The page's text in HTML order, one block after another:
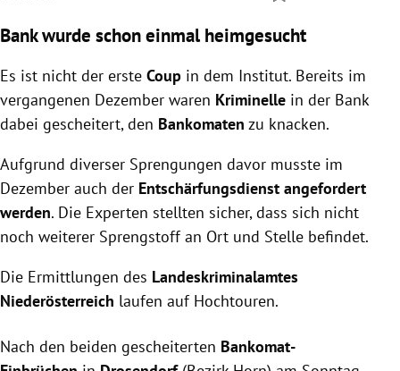
Bank wurde schon einmal heimgesucht
Es ist nicht der erste Coup in dem Institut. Bereits im
vergangenen Dezember waren Kriminelle in der Bank
dabei gescheitert, den Bankomaten zu knacken.
Aufgrund diverser Sprengungen davor musste im
Dezember auch der Entschärfungsdienst angefordert
werden. Die Experten stellten sicher, dass sich nicht
noch weiterer Sprengstoff an Ort und Stelle befindet.
Die Ermittlungen des Landeskriminalamtes
Niederösterreich laufen auf Hochtouren.
Nach den beiden gescheiterten Bankomat-